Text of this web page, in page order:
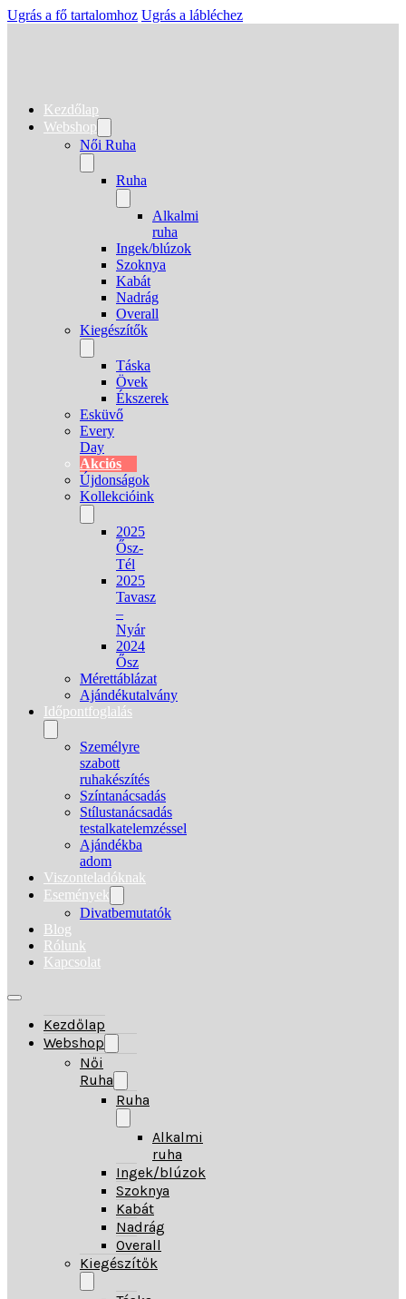
Ugrás a fő tartalomhoz Ugrás a lábléchez
Kezdőlap
Webshop
Női Ruha
Ruha
Alkalmi
ruha
Ingek/blúzok
Szoknya
Kabát
Nadrág
Overall
Kiegészítők
Táska
Övek
Ékszerek
Esküvő
Every
Day
Akciós
Újdonságok
Kollekcióink
2025
Ősz-
Tél
2025
Tavasz
–
Nyár
2024
Ősz
Mérettáblázat
Ajándékutalvány
Időpontfoglalás
Személyre
szabott
ruhakészítés
Színtanácsadás
Stílustanácsadás
testalkatelemzéssel
Ajándékba
adom
Viszonteladóknak
Események
Divatbemutatók
Blog
Rólunk
Kapcsolat
Kezdőlap
Webshop
Női
Ruha
Ruha
Alkalmi
ruha
Ingek/blúzok
Szoknya
Kabát
Nadrág
Overall
Kiegészítők